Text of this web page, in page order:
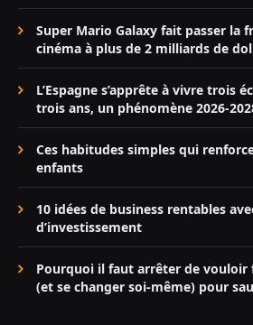
Super Mario Galaxy fait passer la
cinéma à plus de 2 milliards de
L’Espagne s’apprête à vivre trois
trois ans, un phénomène 2026-
Ces habitudes simples qui
enfants
10 idées de business rentables
d’investissement
Pourquoi il faut arrêter de vouloir
(et se changer soi-même) pour